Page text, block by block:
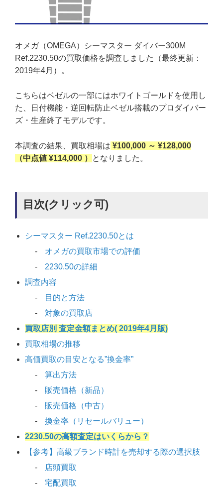
オメガ（OMEGA）シーマスター ダイバー300M
Ref.2230.50の買取価格を調査しました（最終更新：
2019年4月）。
こちらはベゼルの一部にはホワイトゴールドを使用し
た、日付機能・逆回転防止ベゼル搭載のプロダイバー
ズ・生産終了モデルです。
本調査の結果、買取相場は ¥100,000 ～ ¥128,000
（中点値 ¥114,000 ）
となりました。
目次(クリック可)
シーマスター Ref.2230.50とは
オメガの買取市場での評価
2230.50の詳細
調査内容
目的と方法
対象の買取店
買取店別 査定金額まとめ( 2019年4月版)
買取相場の推移
高価買取の目安となる”換金率”
算出方法
販売価格（新品）
販売価格（中古）
換金率（リセールバリュー）
2230.50の高額査定はいくらから？
【参考】高級ブランド時計を売却する際の選択肢
店頭買取
宅配買取